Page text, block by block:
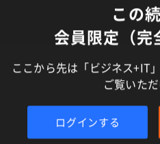
この
会員限定（完
ここから先は「ビジネス+IT
ご覧いただ
ログインする